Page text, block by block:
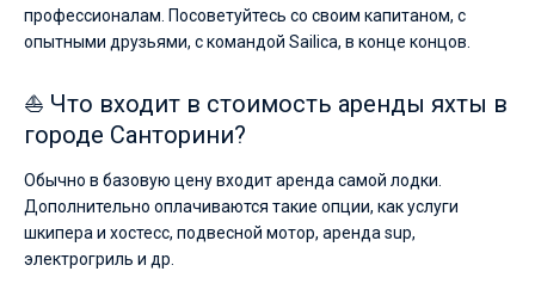
профессионалам. Посоветуйтесь со своим капитаном, с
опытными друзьями, с командой Sailica, в конце концов.
⛵ Что входит в стоимость аренды яхты в
городе Санторини?
Обычно в базовую цену входит аренда самой лодки.
Дополнительно оплачиваются такие опции, как услуги
шкипера и хостесс, подвесной мотор, аренда sup,
электрогриль и др.